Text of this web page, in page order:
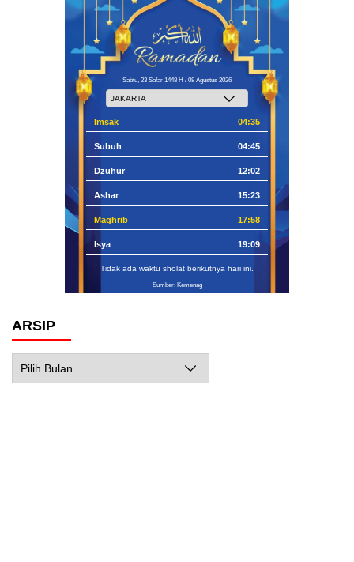
Sabtu, 23 Safar 1448 H / 08 Agustus 2026
Imsak 04:35
Subuh 04:45
Dzuhur 12:02
Ashar 15:23
Maghrib 17:58
Isya 19:09
Tidak ada waktu sholat berikutnya hari ini.
Sumber: Kemenag
ARSIP